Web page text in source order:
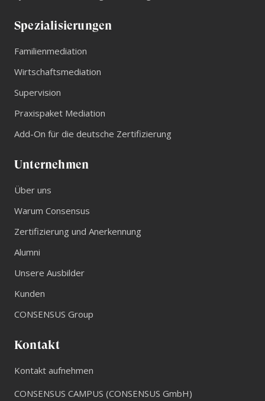
Spezialisierungen
Familienmediation
Wirtschaftsmediation
Supervision
Praxispaket Mediation
Add-On für die deutsche Zertifizierung
Unternehmen
Über uns
Warum Consensus
Zertifizierung und Anerkennung
Alumni
Unsere Ausbilder
Kunden
CONSENSUS Group
Kontakt
Kontakt aufnehmen
CONSENSUS CAMPUS (CONSENSUS GmbH)